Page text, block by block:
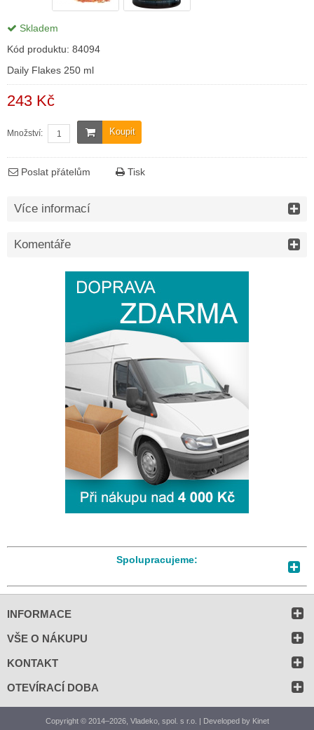
Skladem
Kód produktu: 84094
Daily Flakes 250 ml
243 Kč
Koupit
Množství:
Poslat přátelům Tisk
Více informací
Komentáře
Spolupracujeme:
INFORMACE
VŠE O NÁKUPU
KONTAKT
OTEVÍRACÍ DOBA
Copyright © 2014–2026, Vladeko, spol. s r.o. | Developed by Kinet